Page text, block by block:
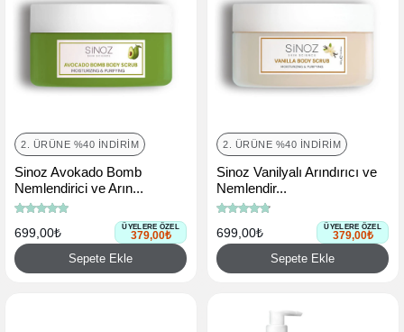
2. ÜRÜNE %40 İNDIRIM
Sinoz Avokado Bomb
Nemlendirici ve Arın...
699,00₺ ÜYELERE ÖZEL
379,00₺
Sepete Ekle
2. ÜRÜNE %40 İNDIRIM
Sinoz Vanilyalı Arındırıcı ve
Nemlendir...
699,00₺ ÜYELERE ÖZEL
379,00₺
Sepete Ekle